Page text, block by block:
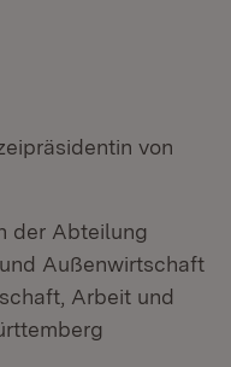
von
der Abteilung
Außenwirtschaft
Arbeit und